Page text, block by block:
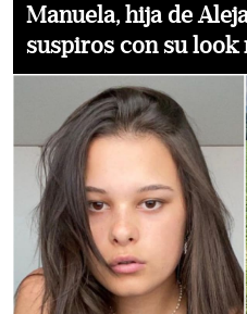
Manuela, hija de
suspiros con su look